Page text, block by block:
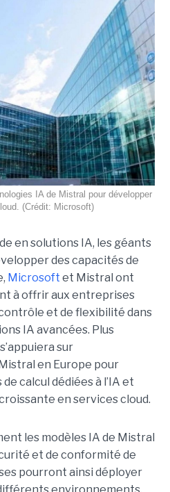
IA de Mistral pour développer
(Crédit: Microsoft)
en solutions IA, les géants
des capacités de
Microsoft et Mistral ont
à offrir aux entreprises
et de flexibilité dans
IA avancées. Plus
sur
en Europe pour
calcul dédiées à l’IA et
en services cloud.
les modèles IA de Mistral
et de conformité de
pourront ainsi déployer